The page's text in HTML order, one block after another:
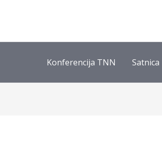
Konferencija TNN Satnica